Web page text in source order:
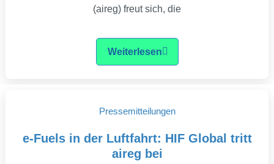
(aireg) freut sich, die
Weiterlesen
Pressemitteilungen
e-Fuels in der Luftfahrt: HIF Global tritt
aireg bei